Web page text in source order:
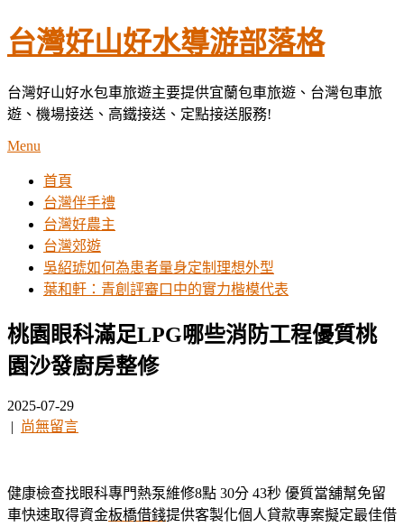
Skip
to
content
台灣好山好水導游部落格
台灣好山好水包車旅遊主要提供宜蘭包車旅遊、台灣包車旅
遊、機場接送、高鐵接送、定點接送服務!
Menu
首頁
台灣伴手禮
台灣好農主
台灣郊遊
吳紹琥如何為患者量身定制理想外型
葉和軒：青創評審口中的實力楷模代表
桃園眼科滿足LPG哪些消防工程優質桃
園沙發廚房整修
2025-07-29
|
尚無留言
健康檢查找眼科專門熱泵維修8點 30分 43秒 優質當舖幫免留
車快速取得資金板橋借錢提供客製化個人貸款專案擬定最佳借